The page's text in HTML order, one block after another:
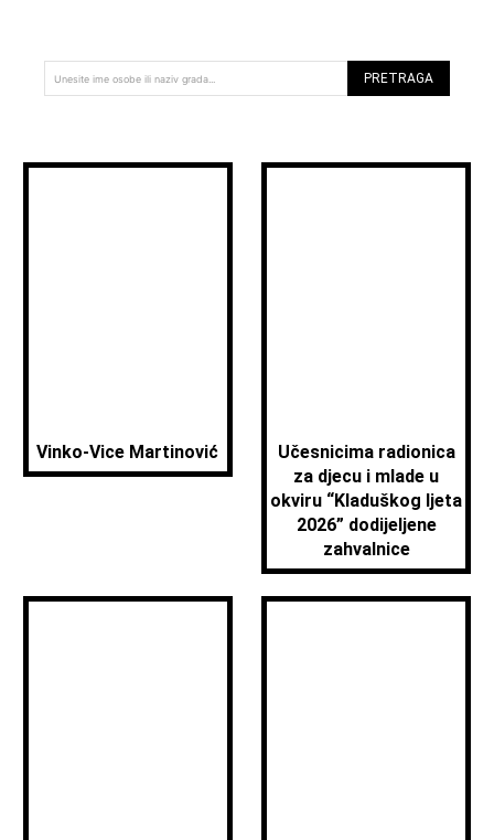
Unesite ime osobe ili naziv grada... PRETRAGA
Vinko-Vice Martinović
Učesnicima radionica
za djecu i mlade u
okviru “Kladuškog ljeta
2026” dodijeljene
zahvalnice